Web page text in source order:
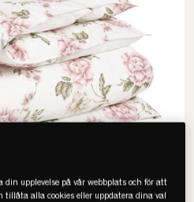
din upplevelse på vår webbplats och för att
alla cookies eller uppdatera dina val